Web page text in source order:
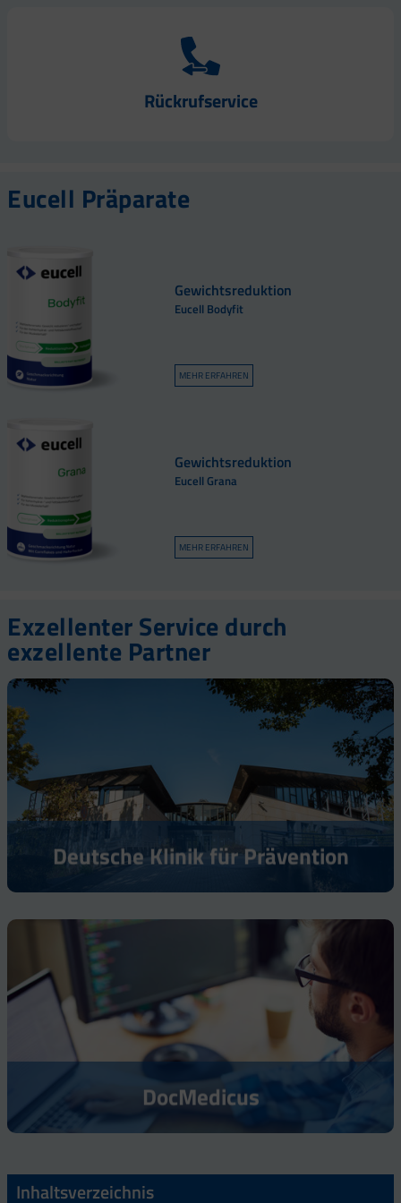
Rückrufservice
Eucell Präparate
Gewichtsreduktion
Eucell Bodyfit
MEHR ERFAHREN
Gewichtsreduktion
Eucell Grana
MEHR ERFAHREN
Exzellenter Service durch
exzellente Partner
Deutsche Klinik für Prävention
DocMedicus
Inhaltsverzeichnis